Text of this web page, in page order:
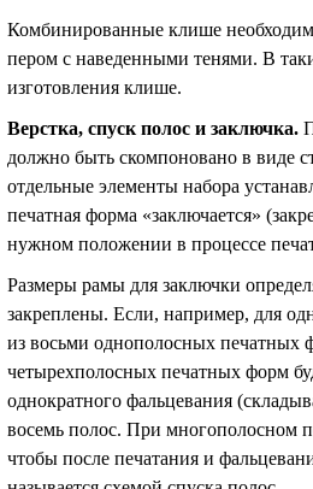
Комбинированные клише
пером с наведенными тенями. В
изготовления клише.
Верстка, спуск полос и заключка.
должно быть скомпоновано в виде
отдельные элементы набора
печатная форма «заключается»
нужном положении в процессе
Размеры рамы для заключки
закреплены. Если, например, для
из восьми однополосных печатных
четырехполосных печатных форм
однократного фальцевания
восемь полос. При многополосном
чтобы после печатания и